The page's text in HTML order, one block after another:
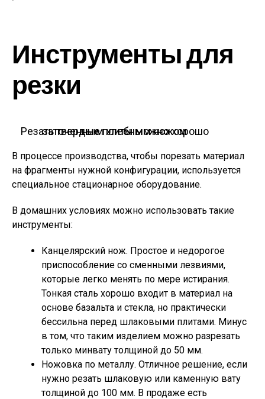
Инструменты для
резки
Резать твердые плиты можно хорошо заточенным хлебным ножом
В процессе производства, чтобы порезать материал
на фрагменты нужной конфигурации, используется
специальное стационарное оборудование.
В домашних условиях можно использовать такие
инструменты:
Канцелярский нож. Простое и недорогое
приспособление со сменными лезвиями,
которые легко менять по мере истирания.
Тонкая сталь хорошо входит в материал на
основе базальта и стекла, но практически
бессильна перед шлаковыми плитами. Минус
в том, что таким изделием можно разрезать
только минвату толщиной до 50 мм.
Ножовка по металлу. Отличное решение, если
нужно резать шлаковую или каменную вату
толщиной до 100 мм. В продаже есть